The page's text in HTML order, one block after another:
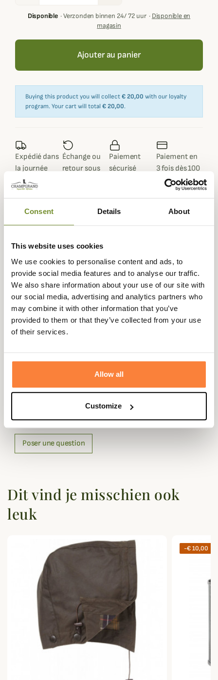
Consent Details About
This website uses cookies
We use cookies to personalise content and ads, to
provide social media features and to analyse our traffic.
We also share information about your use of our site with
our social media, advertising and analytics partners who
may combine it with other information that you’ve
provided to them or that they’ve collected from your use
of their services.
Allow all
Customize
Disponible·Verzonden binnen 24/ 72 uur· Disponible en
magasin
Ajouter au panier
Buying this product you will collect€ 20,00 with our loyalty
program. Your cart will total € 20,00.
Expédié dans
la journée
Échange ou
retour sous
Paiement
sécurisé
Paiement en
3 fois dès 100
euros
Gegevensblad
Samenstelling 100% katoen
Kleuren Blauw, Groen
Materiaal Geolied katoen
Geslacht Mannen
Vragen (FAQ's)
Questions (FAQs)
Poser une question
Dit vind je misschien ook
leuk
-€ 10,00